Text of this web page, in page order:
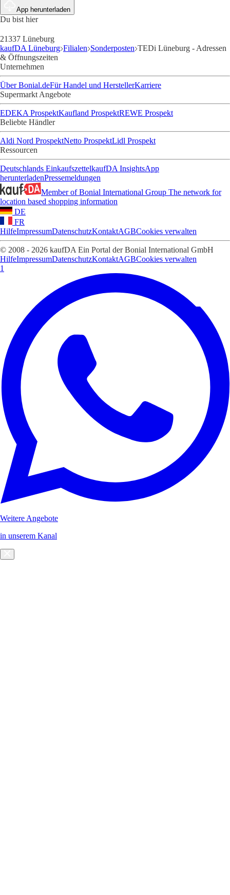
App herunterladen
Du bist hier
21337 Lüneburg
kaufDA Lüneburg Filialen Sonderposten TEDi Lüneburg - Adressen
& Öffnungszeiten
Unternehmen
Über Bonial.deFür Handel und HerstellerKarriere
Supermarkt Angebote
EDEKA ProspektKaufland ProspektREWE Prospekt
Beliebte Händler
Aldi Nord ProspektNetto ProspektLidl Prospekt
Ressourcen
Deutschlands EinkaufszettelkaufDA InsightsApp
herunterladenPressemeldungen
Member of Bonial International Group The network for
location based shopping information
DE
FR
HilfeImpressumDatenschutzKontaktAGBCookies verwalten
© 2008 - 2026 kaufDA Ein Portal der Bonial International GmbH
HilfeImpressumDatenschutzKontaktAGBCookies verwalten
1
Weitere Angebote
in unserem Kanal